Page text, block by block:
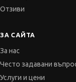
Отзиви
ЗА САЙТА
За нас
Често задавани
Услуги и цени